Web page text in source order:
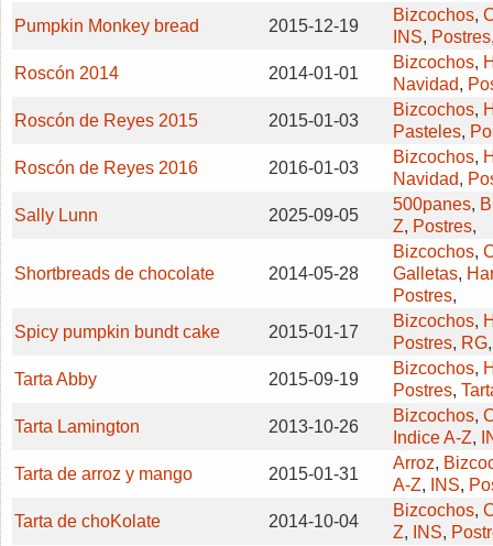
Pumpkin Monkey bread
2015-12-19
Bizcochos,
INS, Postres
Roscón 2014
2014-01-01
Bizcochos,
Navidad,
Roscón de Reyes 2015
2015-01-03
Bizcochos,
Pasteles,
Roscón de Reyes 2016
2016-01-03
Bizcochos,
Navidad,
Sally Lunn
2025-09-05
500panes,
Z, Postres,
Shortbreads de chocolate 2014-05-28
Bizcochos,
Galletas,
Postres,
Spicy pumpkin bundt cake
2015-01-17
Bizcochos,
Postres, RG
Tarta Abby
2015-09-19
Bizcochos,
Postres,
Tarta Lamington
2013-10-26
Bizcochos,
Indice A-Z,
Tarta de arroz y mango
2015-01-31
Arroz,
A-Z, INS,
Tarta de choKolate
2014-10-04
Bizcochos,
Z, INS,